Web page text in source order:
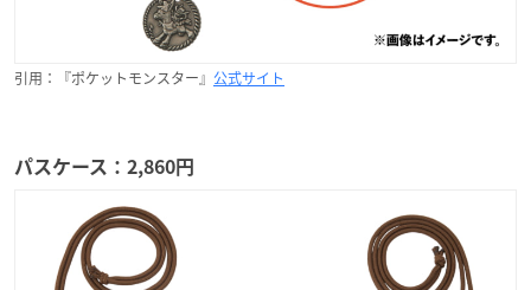
引用：『ポケットモンスター』 公式サイト
パスケース：2,860円